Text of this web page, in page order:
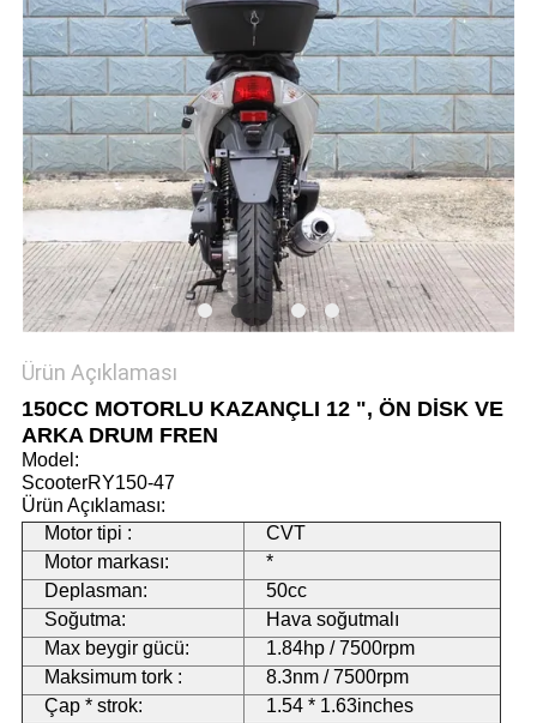
GIZLILIK
POLITIKASI
Ürün Açıklaması
150CC MOTORLU KAZANÇLI 12 ", ÖN DİSK VE
ARKA DRUM FREN
Model:
ScooterRY150-47
Ürün Açıklaması:
Motor tipi :
CVT
Motor markası:
*
Deplasman:
50cc
Soğutma:
Hava soğutmalı
Max beygir gücü:
1.84hp / 7500rpm
Maksimum tork :
8.3nm / 7500rpm
Çap * strok:
1.54 * 1.63inches